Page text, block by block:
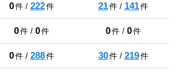
0件 / 222件 21件 / 141件
0件 / 0件 0件 / 0件
0件 / 288件 30件 / 219件